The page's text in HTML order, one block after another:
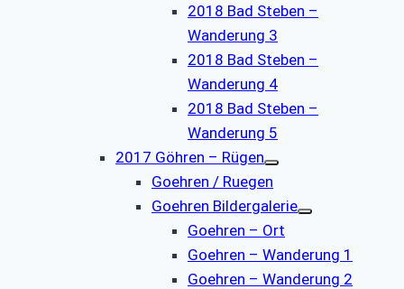
2018 Bad Steben –
Wanderung 3
2018 Bad Steben –
Wanderung 4
2018 Bad Steben –
Wanderung 5
2017 Göhren – Rügen
Goehren / Ruegen
Goehren Bildergalerie
Goehren – Ort
Goehren – Wanderung 1
Goehren – Wanderung 2